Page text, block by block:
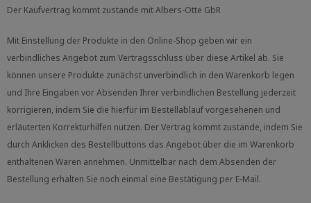
Der Kaufvertrag kommt zustande mit Albers-Otte GbR
Mit Einstellung der Produkte in den Online-Shop geben wir ein
verbindliches Angebot zum Vertragsschluss über diese Artikel ab. Sie
können unsere Produkte zunächst unverbindlich in den Warenkorb legen
und Ihre Eingaben vor Absenden Ihrer verbindlichen Bestellung jederzeit
korrigieren, indem Sie die hierfür im Bestellablauf vorgesehenen und
erläuterten Korrekturhilfen nutzen. Der Vertrag kommt zustande, indem Sie
durch Anklicken des Bestellbuttons das Angebot über die im Warenkorb
enthaltenen Waren annehmen. Unmittelbar nach dem Absenden der
Bestellung erhalten Sie noch einmal eine Bestätigung per E-Mail.